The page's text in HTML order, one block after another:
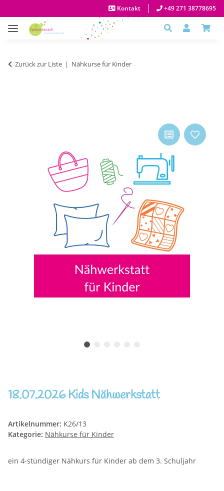
Kontakt +49 271 38778695
Zurück zur Liste Nähkurse für Kinder
18.07.2026 Kids Nähwerkstatt
Artikelnummer: K26/13
Kategorie: Nähkurse für Kinder
ein 4-stündiger Nähkurs für Kinder ab dem 3. Schuljahr